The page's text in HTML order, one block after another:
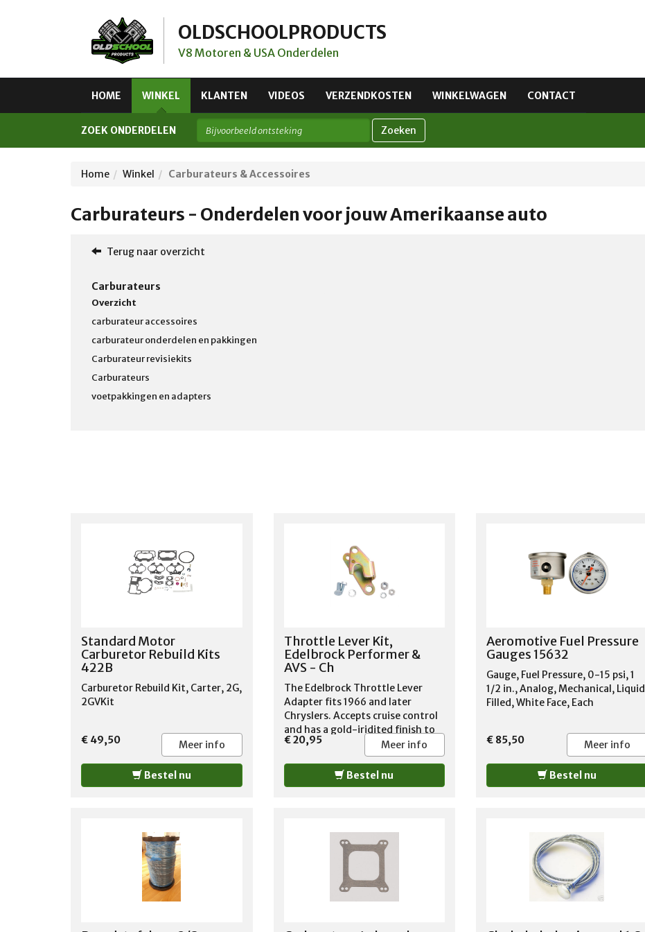
OLDSCHOOLPRODUCTS
V8 Motoren & USA Onderdelen
HOME WINKEL KLANTEN VIDEOS VERZENDKOSTEN WINKELWAGEN CONTACT
ZOEK ONDERDELEN Zoeken
Home Winkel Carburateurs & Accessoires
Carburateurs - Onderdelen voor jouw Amerikaanse auto
Terug naar overzicht
Carburateurs
Overzicht
carburateur accessoires
carburateur onderdelen en pakkingen
Carburateur revisiekits
Carburateurs
voetpakkingen en adapters
Standard Motor
Carburetor Rebuild Kits
422B
Carburetor Rebuild Kit, Carter, 2G,
2GVKit
€ 49,50 Meer info
Bestel nu
Throttle Lever Kit,
Edelbrock Performer &
AVS - Ch
The Edelbrock Throttle Lever
Adapter fits 1966 and later
Chryslers. Accepts cruise control
and has a gold-iridited finish to
match Edelbrock AVS2,
Performer Series Carbs. Converts
throttle lever on carburetor for
proper use For Edelbrock
€ 20,95 Meer info
Bestel nu
Aeromotive Fuel Pressure
Gauges 15632
Gauge, Fuel Pressure, 0-15 psi, 1
1/2 in., Analog, Mechanical, Liquid
Filled, White Face, Each
€ 85,50 Meer info
Bestel nu